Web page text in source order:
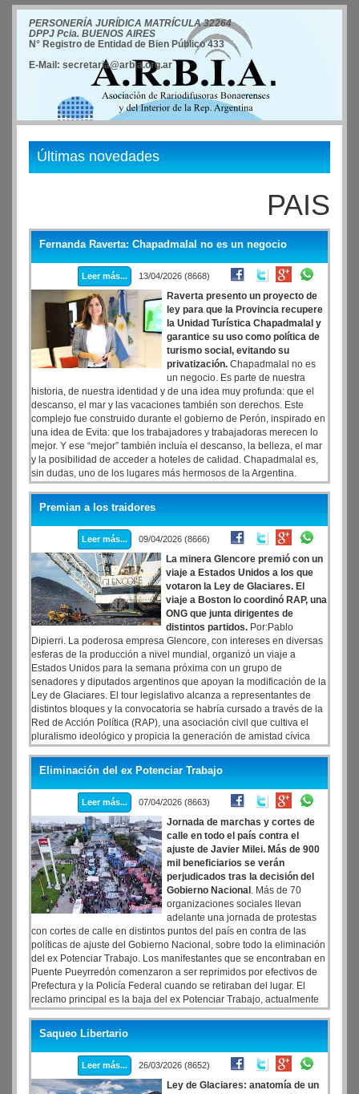
PERSONERÍA JURÍDICA MATRÍCULA 32264
DPPJ Pcia. BUENOS AIRES
N° Registro de Entidad de Bien Público 433
E-Mail: secretaria@arbia.org.ar
Últimas novedades
PAIS
Fernanda Raverta: Chapadmalal no es un negocio
Leer más... 13/04/2026 (8668)
Raverta presento un proyecto de
ley para que la Provincia recupere
la Unidad Turística Chapadmalal y
garantice su uso como política de
turismo social, evitando su
privatización. Chapadmalal no es
un negocio. Es parte de nuestra
historia, de nuestra identidad y de una idea muy profunda: que el
descanso, el mar y las vacaciones también son derechos. Este
complejo fue construido durante el gobierno de Perón, inspirado en
una idea de Evita: que los trabajadores y trabajadoras merecen lo
mejor. Y ese “mejor” también incluía el descanso, la belleza, el mar
y la posibilidad de acceder a hoteles de calidad. Chapadmalal es,
sin dudas, uno de los lugares más hermosos de la Argentina.
https://fernandaraverta.ar/proyectos
Premian a los traidores
Leer más... 09/04/2026 (8666)
La minera Glencore premió con un
viaje a Estados Unidos a los que
votaron la Ley de Glaciares. El
viaje a Boston lo coordinó RAP, una
ONG que junta dirigentes de
distintos partidos. Por:Pablo
Dipierri. La poderosa empresa Glencore, con intereses en diversas
esferas de la producción a nivel mundial, organizó un viaje a
Estados Unidos para la semana próxima con un grupo de
senadores y diputados argentinos que apoyan la modificación de la
Ley de Glaciares. El tour legislativo alcanza a representantes de
distintos bloques y la convocatoria se habría cursado a través de la
Red de Acción Política (RAP), una asociación civil que cultiva el
pluralismo ideológico y propicia la generación de amistad cívica
entre políticos de distintos partidos, regiones y niveles de
responsabilidad.
Eliminación del ex Potenciar Trabajo
Leer más... 07/04/2026 (8663)
Jornada de marchas y cortes de
calle en todo el país contra el
ajuste de Javier Milei. Más de 900
mil beneficiarios se verán
perjudicados tras la decisión del
Gobierno Nacional . Más de 70
organizaciones sociales llevan
adelante una jornada de protestas
con cortes de calle en distintos puntos del país en contra de las
políticas de ajuste del Gobierno Nacional, sobre todo la eliminación
del ex Potenciar Trabajo. Los manifestantes que se encontraban en
Puente Pueyrredón comenzaron a ser reprimidos por efectivos de
Prefectura y la Policía Federal cuando se retiraban del lugar. El
reclamo principal es la baja del ex Potenciar Trabajo, actualmente
llamado Volver al Trabajo (VAT).
Saqueo Libertario
Leer más... 26/03/2026 (8652)
Ley de Glaciares: anatomía de un